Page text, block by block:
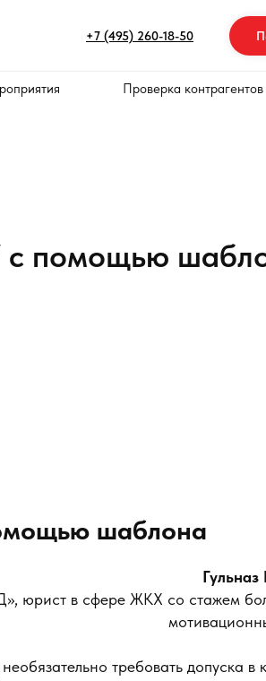
+7 (495) 260-18-50
Проверка контрагентов
с помощью
шаблона
юрист в сфере ЖКХ со стажем
требовать допуска в